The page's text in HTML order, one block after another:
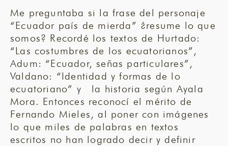
Me preguntaba si la frase del personaje
“Ecuador país de mierda” ¿resume lo que
somos? Recordé los textos de Hurtado:
“Las costumbres de los ecuatorianos”,
Adum: “Ecuador, señas particulares”,
Valdano: “Identidad y formas de lo
ecuatoriano” y la historia según Ayala
Mora. Entonces reconocí el mérito de
Fernando Mieles, al poner con imágenes
lo que miles de palabras en textos
escritos no han logrado decir y definir